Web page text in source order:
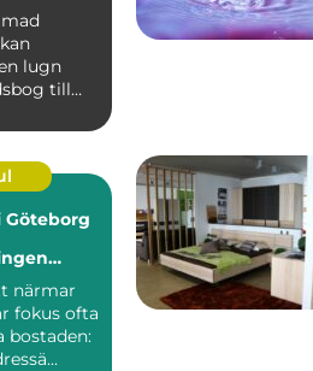
lugn
till
båte...
Göteborg
närmar
fokus ofta
bostaden: